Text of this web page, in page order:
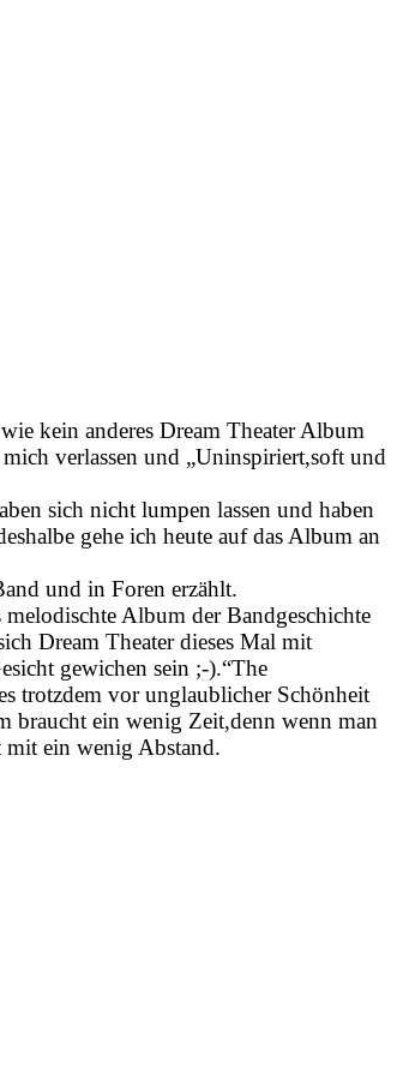
kein anderes Dream Theater Album
verlassen und „Uninspiriert,soft und
sich nicht lumpen lassen und haben
gehe ich heute auf das Album an
und in Foren erzählt.
Album der Bandgeschichte
Dream Theater dieses Mal mit
gewichen sein ;-).“The
trotzdem vor unglaublicher Schönheit
braucht ein wenig Zeit,denn wenn man
mit ein wenig Abstand.